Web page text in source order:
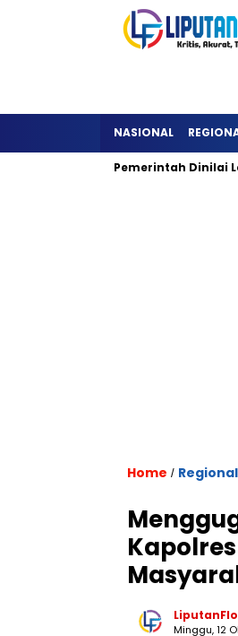
NASIONAL
Warga, Pemerintah Dinilai Lalai
Home / Regional
Minggu, 12